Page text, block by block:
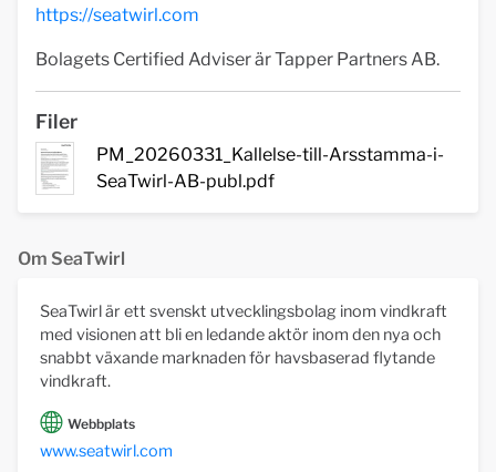
https://seatwirl.com
Bolagets Certified Adviser är Tapper Partners AB.
Filer
PM_20260331_Kallelse-till-Arsstamma-i-
SeaTwirl-AB-publ.pdf
Om SeaTwirl
SeaTwirl är ett svenskt utvecklingsbolag inom vindkraft
med visionen att bli en ledande aktör inom den nya och
snabbt växande marknaden för havsbaserad flytande
vindkraft.
Webbplats
www.seatwirl.com